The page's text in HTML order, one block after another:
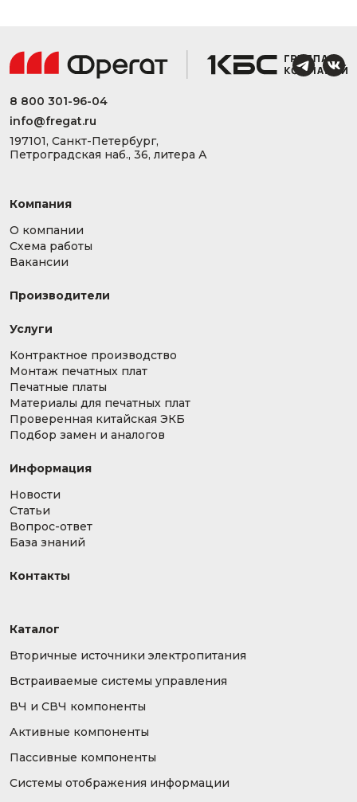
8 800 301-96-04
info@fregat.ru
197101, Санкт-Петербург,
Петроградская наб., 36, литера А
Компания
О компании
Схема работы
Вакансии
Производители
Услуги
Контрактное производство
Монтаж печатных плат
Печатные платы
Материалы для печатных плат
Проверенная китайская ЭКБ
Подбор замен и аналогов
Информация
Новости
Статьи
Вопрос-ответ
База знаний
Контакты
Каталог
Вторичные источники электропитания
Встраиваемые системы управления
ВЧ и СВЧ компоненты
Активные компоненты
Пассивные компоненты
Системы отображения информации